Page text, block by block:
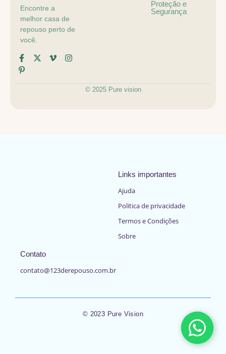
Encontre a
melhor casa de
repouso perto de
você.
Proteção e
Segurança
© 2025 Pure vision
Links importantes
Ajuda
Politica de privacidade
Termos e Condições
Sobre
Contato
contato@123derepouso.com.br
© 2023 Pure Vision